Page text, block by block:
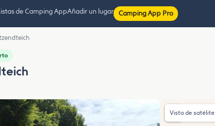
de Camping AppAñadir un lugar Camping App Pro
Vista de satélite